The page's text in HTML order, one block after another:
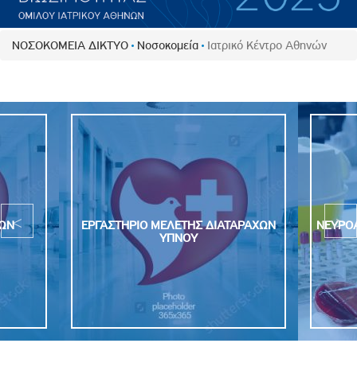
ΝΟΣΟΚΟΜΕΙΑ ΔΙΚΤΥΟ Νοσοκομεία Ιατρικό Κέντρο Αθηνών
ΕΡΓΑΣΤΗΡΙΟ ΜΕΛΕΤΗΣ ΔΙΑΤΑΡΑΧΩΝ
ΥΠΝΟΥ